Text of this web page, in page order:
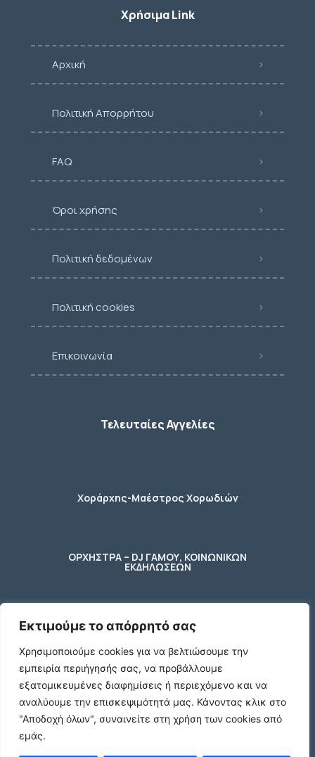
Εκτιμούμε το απόρρητό σας
Χρησιμοποιούμε cookies για να βελτιώσουμε την
εμπειρία περιήγησής σας, να προβάλλουμε
εξατομικευμένες διαφημίσεις ή περιεχόμενο και να
αναλύουμε την επισκεψιμότητά μας. Κάνοντας κλικ στο
"Αποδοχή όλων", συναινείτε στη χρήση των cookies από
εμάς.
Χρήσιμα Link
Αρχική
Πολιτική Απορρήτου
FAQ
Όροι χρήσης
Πολιτική δεδομένων
Πολιτική cookies
Επικοινωνία
Τελευταίες Αγγελίες
Χοράρχης-Μαέστρος Χορωδιών
ΟΡΧΗΣΤΡΑ – DJ ΓΑΜΟΥ, ΚΟΙΝΩΝΙΚΩΝ
ΕΚΔΗΛΩΣΕΩΝ
φύλακας – κηπουρος
2 Ποτήρια μπύρας ενός λίτρου (1 L)
γυάλινα με χερούλι
€10